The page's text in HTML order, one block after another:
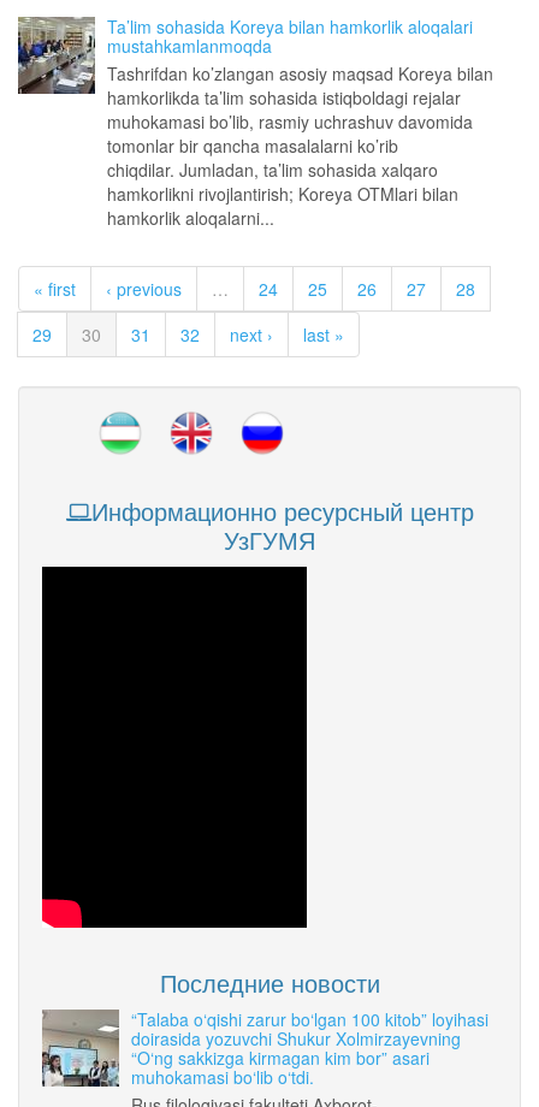
Ta’lim sohasida Koreya bilan hamkorlik aloqalari
mustahkamlanmoqda
Tashrifdan ko’zlangan asosiy maqsad Koreya bilan
hamkorlikda ta’lim sohasida istiqboldagi rejalar
muhokamasi bo’lib, rasmiy uchrashuv davomida
tomonlar bir qancha masalalarni ko’rib
chiqdilar. Jumladan, ta’lim sohasida xalqaro
hamkorlikni rivojlantirish; Koreya OTMlari bilan
hamkorlik aloqalarni...
« first ‹ previous … 24 25 26 27
28
29
30 31 32 next › last »
Информационно ресурсный центр
УзГУМЯ
Последние новости
“Talaba o‘qishi zarur bo‘lgan 100 kitob” loyihasi
doirasida yozuvchi Shukur Xolmirzayevning
“O‘ng sakkizga kirmagan kim bor” asari
muhokamasi bo‘lib o‘tdi.